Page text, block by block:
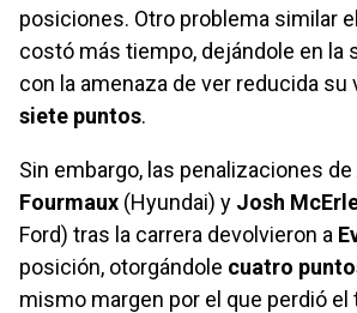
posiciones. Otro problema similar
costó más tiempo, dejándole en la
con la amenaza de ver reducida su
siete puntos.
Sin embargo, las penalizaciones de
Fourmaux (Hyundai) y Josh
Ford) tras la carrera devolvieron a
posición, otorgándole cuatro
mismo margen por el que perdió el